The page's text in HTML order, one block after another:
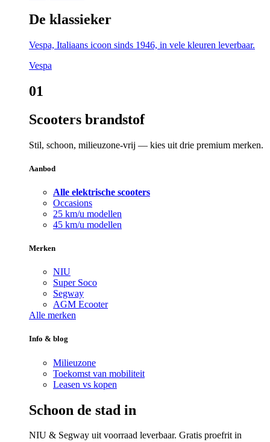
De klassieker
Vespa, Italiaans icoon sinds 1946, in vele kleuren leverbaar.
Vespa
01
Scooters brandstof
Stil, schoon, milieuzone-vrij — kies uit drie premium merken.
Aanbod
Alle elektrische scooters
Occasions
25 km/u modellen
45 km/u modellen
Merken
NIU
Super Soco
Segway
AGM Ecooter
Alle merken
Info & blog
Milieuzone
Toekomst van mobiliteit
Leasen vs kopen
Schoon de stad in
NIU & Segway uit voorraad leverbaar. Gratis proefrit in